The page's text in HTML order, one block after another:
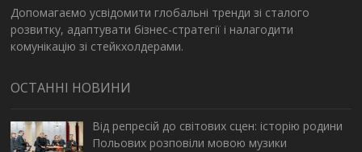
Допомагаємо усвідомити глобальні тренди зі сталого
розвитку, адаптувати бізнес-стратегії і налагодити
комунікацію зі стейкхолдерами.
ОСТАННІ НОВИНИ
Від репресій до світових сцен: історію родини
Польових розповіли мовою музики